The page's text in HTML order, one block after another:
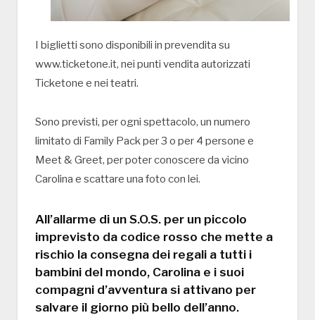
I biglietti sono disponibili in prevendita su
www.ticketone.it, nei punti vendita autorizzati
Ticketone e nei teatri.
Sono previsti, per ogni spettacolo, un numero
limitato di Family Pack per 3 o per 4 persone e
Meet & Greet, per poter conoscere da vicino
Carolina e scattare una foto con lei.
All’allarme di un S.O.S. per un piccolo
imprevisto da codice rosso che mette a
rischio la consegna dei regali a tutti i
bambini del mondo, Carolina e i suoi
compagni d’avventura si attivano per
salvare il giorno più bello dell’anno.